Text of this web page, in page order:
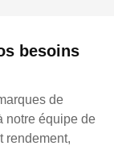
besoins
de
notre équipe de
rendement,